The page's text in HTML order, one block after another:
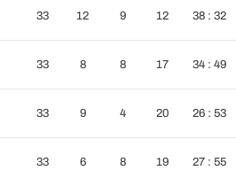
33 12 9 12 38 : 32
33 8 8 17 34 : 49
33 9 4 20 26 : 53
33 6 8 19 27 : 55